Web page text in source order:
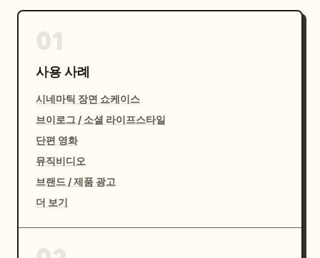
사용 사례
시네마틱 장면 쇼케이스
브이로그 / 소셜 라이프스타일
단편 영화
뮤직비디오
브랜드 / 제품 광고
더 보기